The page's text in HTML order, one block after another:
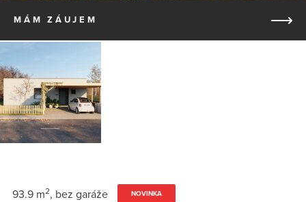
MÁM ZÁUJEM
93.9 m2, bez garáže NOVINKA